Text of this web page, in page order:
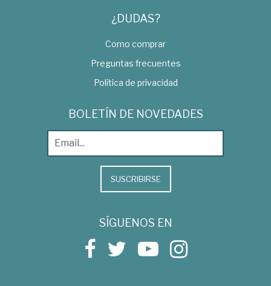
¿DUDAS?
Como comprar
Preguntas frecuentes
Política de privacidad
BOLETÍN DE NOVEDADES
SUSCRIBIRSE
SÍGUENOS EN